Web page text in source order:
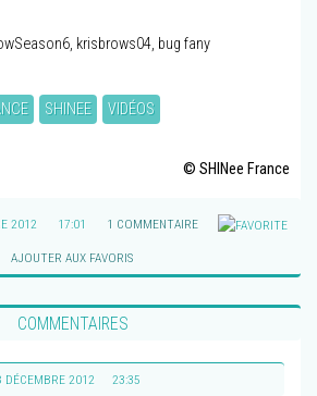
krisbrows04, bug fany
SHINEE VIDÉOS
© SHINee France
2012 17:01 1 COMMENTAIRE
AJOUTER AUX FAVORIS
COMMENTAIRES
DÉCEMBRE 2012 23:35